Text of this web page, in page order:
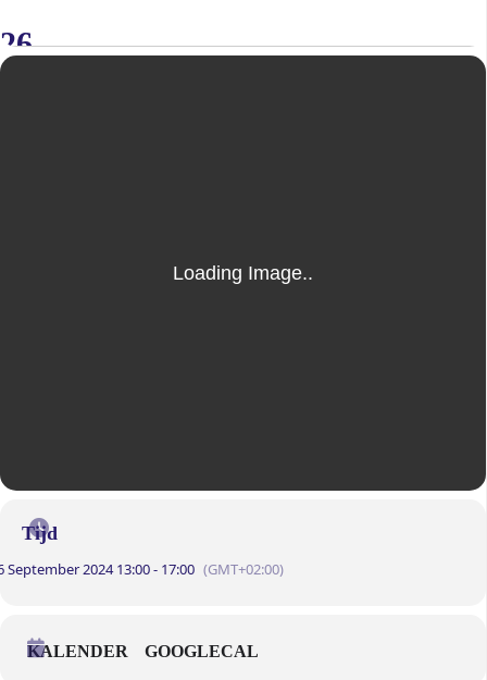
26
SEP
Tijd
September 2024 13:00 - 17:00 (GMT+02:00)
KALENDER GOOGLECAL